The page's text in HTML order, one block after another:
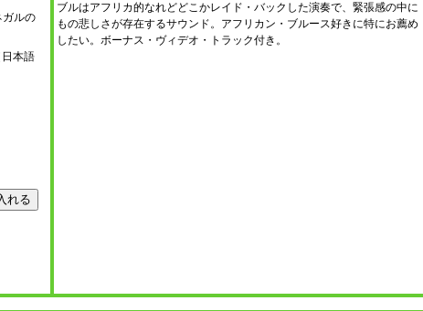
ガルの
日本語
ブルはアフリカ的なれどどこかレイド・バックした演奏で、緊張感の中に
もの悲しさが存在するサウンド。アフリカン・ブルース好きに特にお薦め
したい。ボーナス・ヴィデオ・トラック付き。